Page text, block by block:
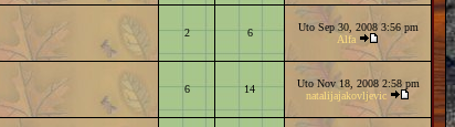
2 6
Uto Sep 30, 2008 3:56 pm
Alfa
6 14
Uto Nov 18, 2008 2:58 pm
natalijajakovljevic